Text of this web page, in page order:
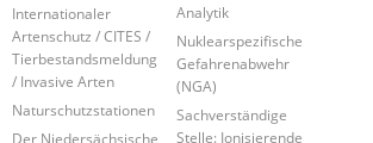
Internationaler
Artenschutz / CITES /
Tierbestandsmeldung
/ Invasive Arten
Naturschutzstationen
Der Niedersächsische
Analytik
Nuklearspezifische
Gefahrenabwehr
(NGA)
Sachverständige
Stelle: Ionisierende